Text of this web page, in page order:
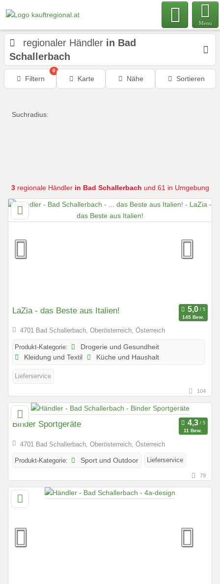
Menu
regionaler Händler in Bad
Schallerbach
Filtern
0
Karte Nähe Sortieren
Suchradius:
3regionale Händler in Bad Schallerbach und 61 in Umgebung
LaZia - das Beste aus Italien!
145 Bew.
4701 Bad Schallerbach, Oberösterreich, Österreich
Produkt-Kategorie:
Drogerie und Gesundheit
Kleidung und Textil
Küche und Haushalt
Lieferservice
104
Binder Sportgeräte
11 Bew.
4701 Bad Schallerbach, Oberösterreich, Österreich
Produkt-Kategorie: Sport und Outdoor Lieferservice
79